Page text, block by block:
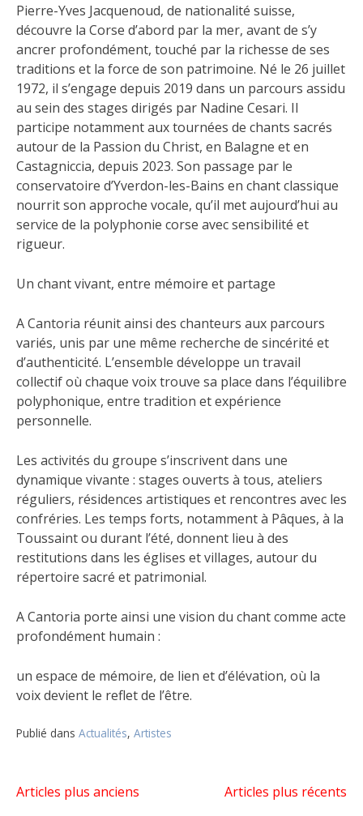
Pierre-Yves Jacquenoud, de nationalité suisse,
découvre la Corse d’abord par la mer, avant de s’y
ancrer profondément, touché par la richesse de ses
traditions et la force de son patrimoine. Né le 26 juillet
1972, il s’engage depuis 2019 dans un parcours assidu
au sein des stages dirigés par Nadine Cesari. Il
participe notamment aux tournées de chants sacrés
autour de la Passion du Christ, en Balagne et en
Castagniccia, depuis 2023. Son passage par le
conservatoire d’Yverdon-les-Bains en chant classique
nourrit son approche vocale, qu’il met aujourd’hui au
service de la polyphonie corse avec sensibilité et
rigueur.
Un chant vivant, entre mémoire et partage
A Cantoria réunit ainsi des chanteurs aux parcours
variés, unis par une même recherche de sincérité et
d’authenticité. L’ensemble développe un travail
collectif où chaque voix trouve sa place dans l’équilibre
polyphonique, entre tradition et expérience
personnelle.
Les activités du groupe s’inscrivent dans une
dynamique vivante : stages ouverts à tous, ateliers
réguliers, résidences artistiques et rencontres avec les
confréries. Les temps forts, notamment à Pâques, à la
Toussaint ou durant l’été, donnent lieu à des
restitutions dans les églises et villages, autour du
répertoire sacré et patrimonial.
A Cantoria porte ainsi une vision du chant comme acte
profondément humain :
un espace de mémoire, de lien et d’élévation, où la
voix devient le reflet de l’être.
Publié dans Actualités, Artistes
Navigation
Articles plus anciens Articles plus récents